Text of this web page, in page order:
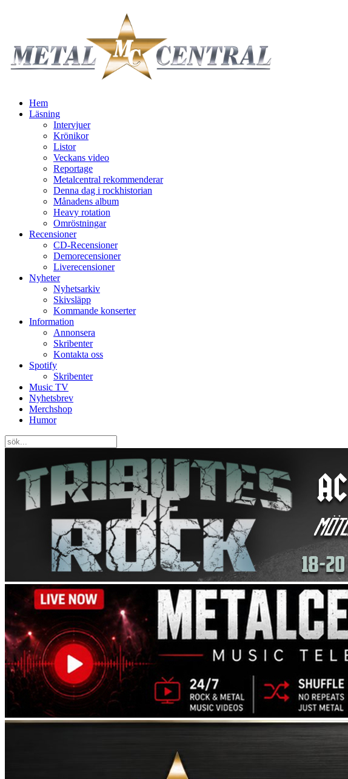
Hem
Läsning
Intervjuer
Krönikor
Listor
Veckans video
Reportage
Metalcentral rekommenderar
Denna dag i rockhistorian
Månadens album
Heavy rotation
Omröstningar
Recensioner
CD-Recensioner
Demorecensioner
Liverecensioner
Nyheter
Nyhetsarkiv
Skivsläpp
Kommande konserter
Information
Annonsera
Skribenter
Kontakta oss
Spotify
Skribenter
Music TV
Nyhetsbrev
Merchshop
Humor